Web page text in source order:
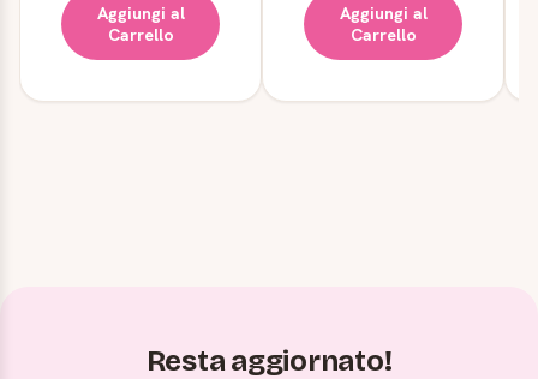
Aggiungi al
Carrello
Aggiungi al
Carrello
Resta aggiornato!